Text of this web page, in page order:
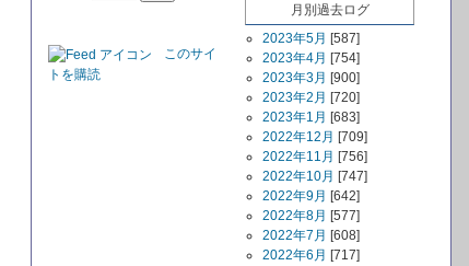
このサイ
トを購読
月別過去ログ
2023年5月 [587]
2023年4月 [754]
2023年3月 [900]
2023年2月 [720]
2023年1月 [683]
2022年12月 [709]
2022年11月 [756]
2022年10月 [747]
2022年9月 [642]
2022年8月 [577]
2022年7月 [608]
2022年6月 [717]